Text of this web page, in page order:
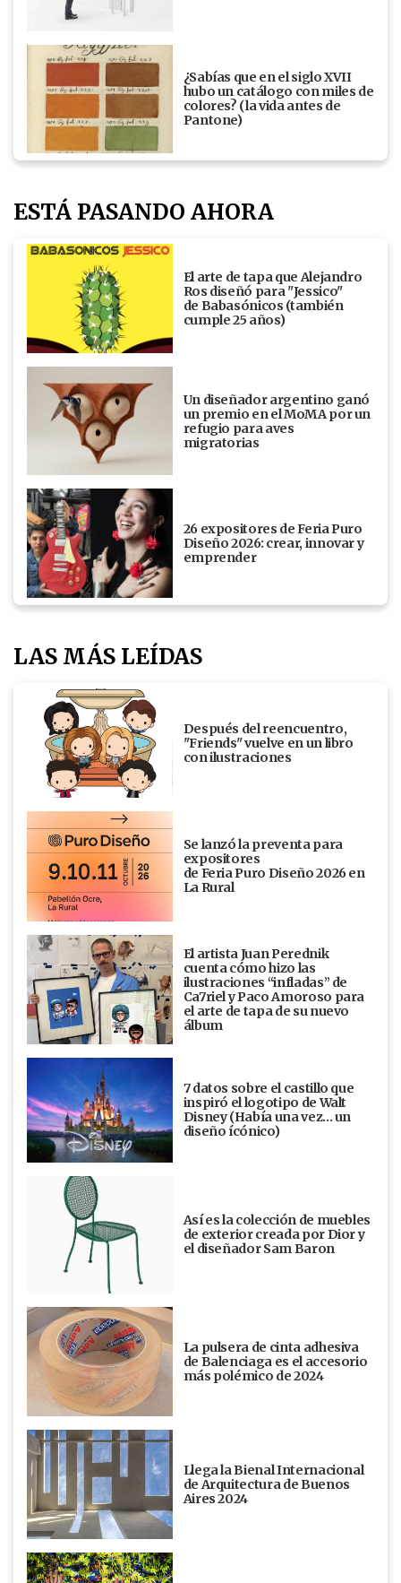
¿Sabías que en el siglo XVII
hubo un catálogo con miles de
colores? (la vida antes de
Pantone)
ESTÁ PASANDO AHORA
El arte de tapa que Alejandro
Ros diseñó para "Jessico"
de Babasónicos (también
cumple 25 años)
Un diseñador argentino ganó
un premio en el MoMA por un
refugio para aves
migratorias
26 expositores de Feria Puro
Diseño 2026: crear, innovar y
emprender
LAS MÁS LEÍDAS
Después del reencuentro,
"Friends" vuelve en un libro
con ilustraciones
Se lanzó la preventa para
expositores
de Feria Puro Diseño 2026 en
La Rural
El artista Juan Perednik
cuenta cómo hizo las
ilustraciones “infladas” de
Ca7riel y Paco Amoroso para
el arte de tapa de su nuevo
álbum
7 datos sobre el castillo que
inspiró el logotipo de Walt
Disney (Había una vez... un
diseño ícónico)
Así es la colección de muebles
de exterior creada por Dior y
el diseñador Sam Baron
La pulsera de cinta adhesiva
de Balenciaga es el accesorio
más polémico de 2024
Llega la Bienal Internacional
de Arquitectura de Buenos
Aires 2024